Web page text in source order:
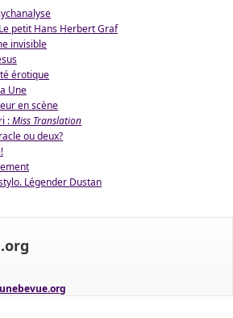
petit Hans Herbert Graf
invisible
érotique
Une
en scène
:Miss Translation
ou deux?
Légender Dustan